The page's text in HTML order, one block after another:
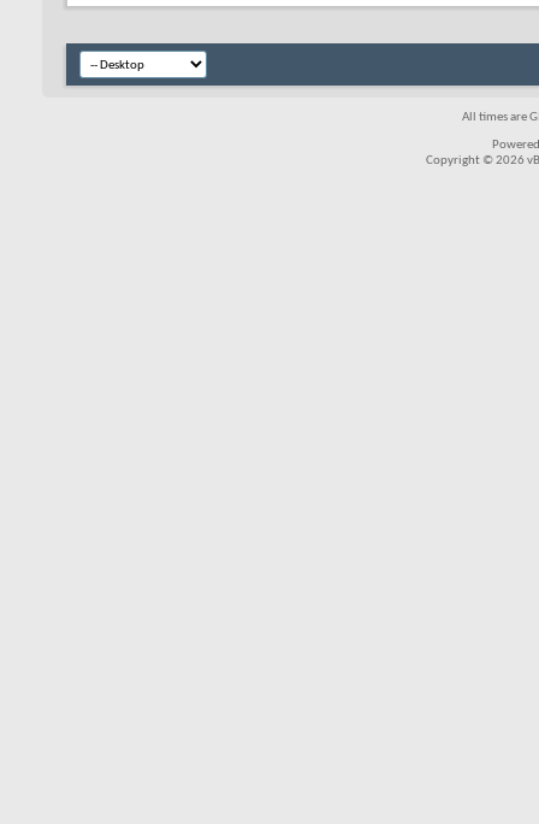
All times are
Copyright © 2026